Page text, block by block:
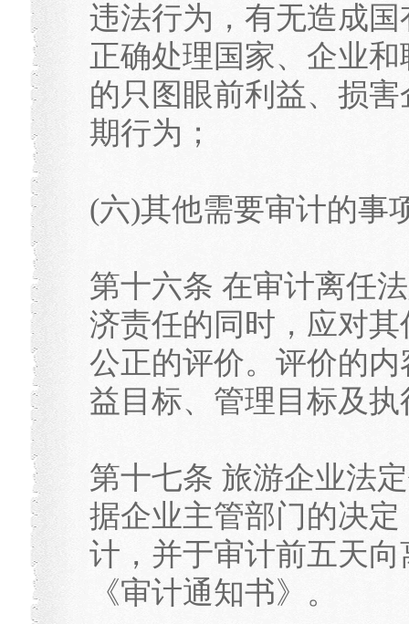
违法行为，有无造成
正确处理国家、企业
的只图眼前利益、损
期行为；
(六)其他需要审计的事
第十六条 在审计离任
济责任的同时，应对
公正的评价。评价的
益目标、管理目标及
第十七条 旅游企业法
据企业主管部门的决
计，并于审计前五天
《审计通知书》。